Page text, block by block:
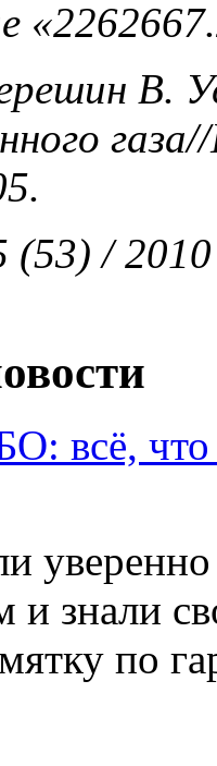
В.
/ 2010
всё,
уверенно
и знали
по